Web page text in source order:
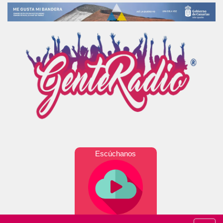
Escúchanos